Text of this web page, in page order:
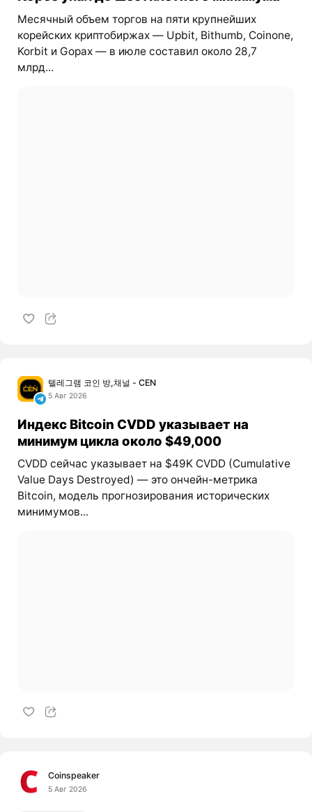
Месячный объем торгов на пяти крупнейших
корейских криптобиржах — Upbit, Bithumb, Coinone,
Korbit и Gopax — в июле составил около 28,7
млрд...
텔레그램 코인 방,채널 - CEN
5 Авг 2026
Индекс Bitcoin CVDD указывает на
минимум цикла около $49,000
CVDD сейчас указывает на $49K CVDD (Cumulative
Value Days Destroyed) — это ончейн-метрика
Bitcoin, модель прогнозирования исторических
минимумов...
Coinspeaker
5 Авг 2026